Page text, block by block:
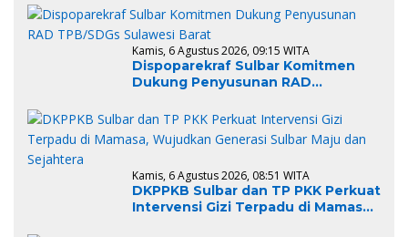
Pemenuhan Gizi
Kamis, 6 Agustus 2026, 09:15 WITA
Dispoparekraf Sulbar Komitmen
Dukung Penyusunan RAD
Kamis, 6 Agustus 2026, 08:51 WITA
DKPPKB Sulbar dan TP PKK Perkuat
Intervensi Gizi Terpadu di Mamasa,